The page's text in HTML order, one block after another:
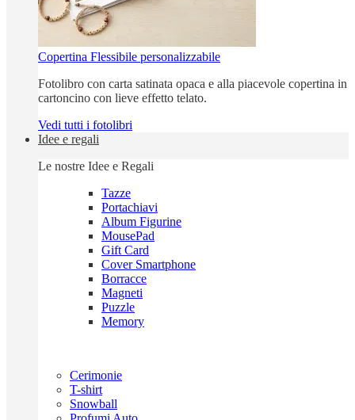
Copertina Flessibile personalizzabile
Fotolibro con carta satinata opaca e alla piacevole copertina in
cartoncino con lieve effetto telato.
Vedi tutti i fotolibri
Idee e regali
Le nostre Idee e Regali
Tazze
Portachiavi
Album Figurine
MousePad
Gift Card
Cover Smartphone
Borracce
Magneti
Puzzle
Memory
Cerimonie
T-shirt
Snowball